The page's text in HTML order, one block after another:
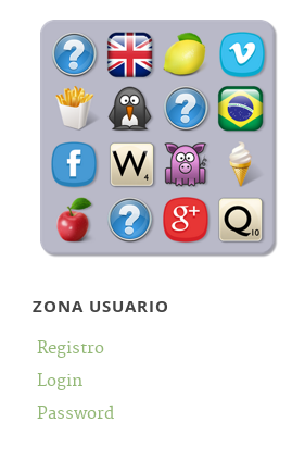
ZONA USUARIO
Registro
Login
Password